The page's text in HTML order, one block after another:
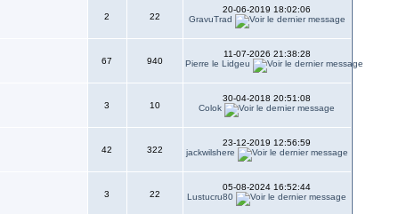
2 22
20-06-2019 18:02:06
GravuTrad
67 940
11-07-2026 21:38:28
Pierre le Lidgeu
3 10
30-04-2018 20:51:08
Colok
42 322
23-12-2019 12:56:59
jackwilshere
3 22
05-08-2024 16:52:44
Lustucru80